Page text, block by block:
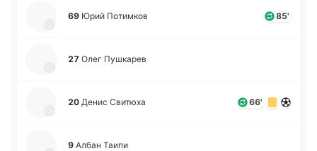
69 Юрий По­ти­мков 85'
27 Олег Пу­шка­рев
20 Денис Сви­тю­ха 66'
9 Албан Таипи